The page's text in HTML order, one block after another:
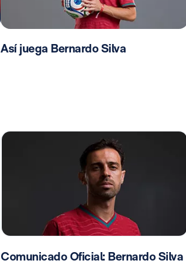
Así juega Bernardo Silva
Comunicado Oficial: Bernardo Silva